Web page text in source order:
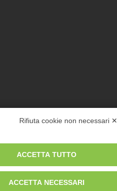
Rifiuta cookie non necessari ✕
ACCETTA TUTTO
ACCETTA NECESSARI